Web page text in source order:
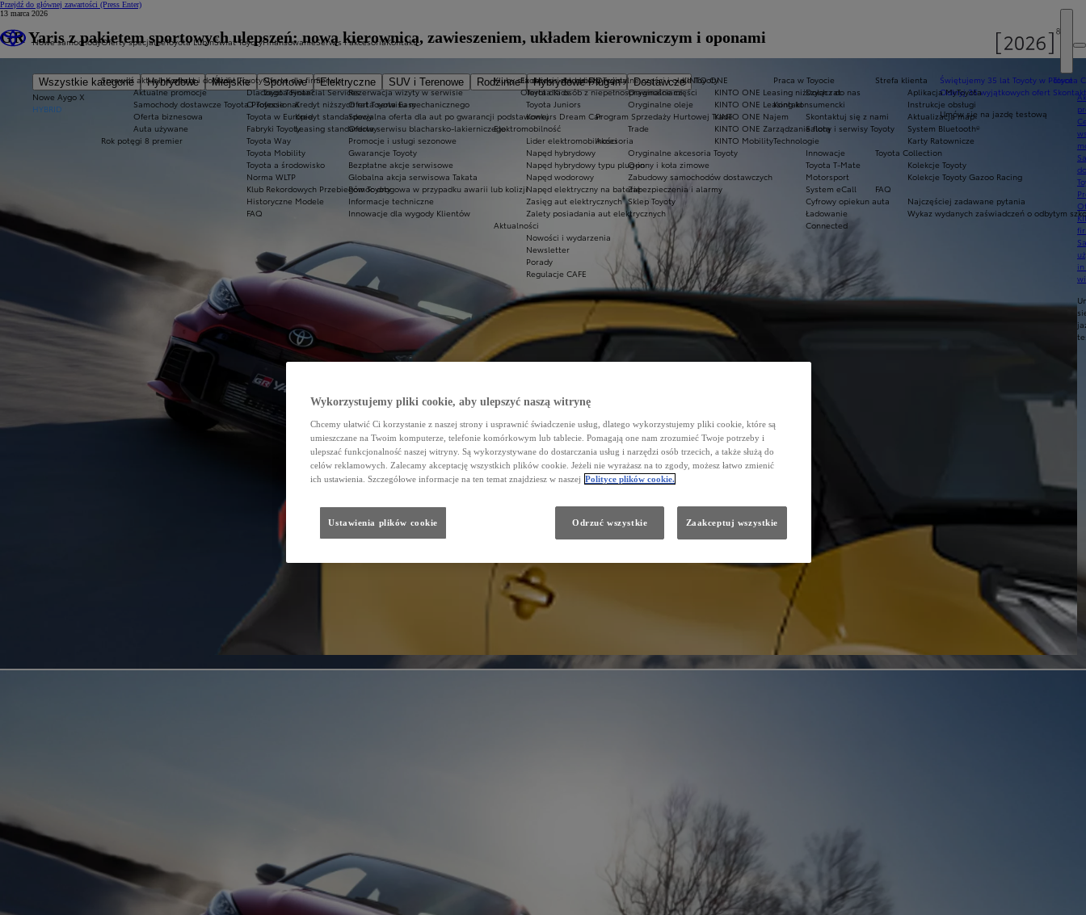
Przejdź do głównej zawartości (Press Enter)
Nowe samochody
Wszystkie kategorie Hybrydowe Miejskie Sportowe Elektryczne SUV i Terenowe Rodzinne Hybrydowe Plug-in
Dostawcze
Nowe Aygo X
HYBRID
Oferty specjalne
Sprawdź aktualne oferty
Aktualne promocje
Samochody dostawcze Toyota Professional
Oferta biznesowa
Auta używane
Rok potęgi 8 premier
Ekobonus dla hybryd Toyoty
Oferta dla osób z niepełnosprawnościami
Świętujemy 35 lat Toyoty w Polsce
Odkryj 35 wyjątkowych ofert
Umów się na jazdę testową
Toyota Lubin
Kontakt i dojazd
Świat Toyoty
Świat Toyoty
Dlaczego Toyota?
O Toyocie
Toyota w Europie
Fabryki Toyoty
Toyota Way
Toyota Mobility
Toyota a środowisko
Norma WLTP
Klub Rekordowych Przebiegów Toyoty
Historyczne Modele
FAQ
Kluby dla dzieci i młodzieży
Toyota Kids
Toyota Juniors
Konkurs Dream Car
Elektromobilność
Lider elektromobilności
Napęd hybrydowy
Napęd hybrydowy typu plug-in
Napęd wodorowy
Napęd elektryczny na baterię
Zasięg aut elektrycznych
Zalety posiadania aut elektrycznych
Aktualności
Nowości i wydarzenia
Newsletter
Porady
Regulacje CAFE
Praca w Toyocie
Dołącz do nas
Kontakt
Skontaktuj się z nami
Salony i serwisy Toyoty
Technologie
Innowacje
Toyota T-Mate
Motorsport
System eCall
Cyfrowy opiekun auta
Ładowanie
Connected
Toyota
Finansowanie
Oferta dla firm
Toyota Financial Services
Kredyt niższych rat Toyota Easy
Kredyt standardowy
Leasing standardowy
KINTO ONE
KINTO ONE Leasing niższych rat
KINTO ONE Leasing konsumencki
KINTO ONE Najem
KINTO ONE Zarządzanie flotą
KINTO Mobility
Serwis i akcesoria
Serwis
Rezerwacja wizyty w serwisie
Oferta serwisu mechanicznego
Specjalna oferta dla aut po gwarancji podstawowej
Oferta serwisu blacharsko-lakierniczego
Promocje i usługi sezonowe
Gwarancje Toyoty
Bezpłatne akcje serwisowe
Globalna akcja serwisowa Takata
Pomoc drogowa w przypadku awarii lub kolizji
Informacje techniczne
Innowacje dla wygody Klientów
Oryginalne części i oleje Toyoty
Oryginalne części
Oryginalne oleje
Program Sprzedaży Hurtowej Trade
Trade
Akcesoria
Oryginalne akcesoria Toyoty
Opony i koła zimowe
Zabudowy samochodów dostawczych
Zabezpieczenia i alarmy
Sklep Toyoty
Strefa klienta
Aplikacja MyToyota
Instrukcje obsługi
Aktualizacja map
System Bluetooth®
Karty Ratownicze
Toyota Collection
Kolekcje Toyoty
Kolekcje Toyoty Gazoo Racing
FAQ
Najczęściej zadawane pytania
Wykaz wydanych zaświadczeń o odbytym
Kontakt
13 marca 2026
GR Yaris z pakietem sportowych ulepszeń: nową kierownicą, zawieszeniem, układem kierowniczym i oponami
Wykorzystujemy pliki cookie, aby ulepszyć naszą witrynę
Chcemy ułatwić Ci korzystanie z naszej strony i usprawnić świadczenie usług, dlatego wykorzystujemy pliki cookie, które są
umieszczane na Twoim komputerze, telefonie komórkowym lub tablecie. Pomagają one nam zrozumieć Twoje potrzeby i
ulepszać funkcjonalność naszej witryny. Są wykorzystywane do dostarczania usług i narzędzi osób trzecich, a także służą do
celów reklamowych. Zalecamy akceptację wszystkich plików cookie. Jeżeli nie wyrażasz na to zgody, możesz łatwo zmienić
ich ustawienia. Szczegółowe informacje na ten temat znajdziesz w naszej Polityce plików cookie.
Odrzuć wszystkie Zaakceptuj wszystkie
Ustawienia plików cookie